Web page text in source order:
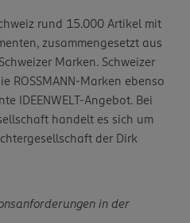
rund 15.000 Artikel mit
zusammengesetzt aus
Marken. Schweizer
ROSSMANN-Marken ebenso
IDEENWELT-Angebot. Bei
handelt es sich um
der Dirk
in der